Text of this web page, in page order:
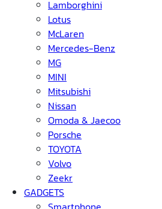
Lamborghini
Lotus
McLaren
Mercedes-Benz
MG
MINI
Mitsubishi
Nissan
Omoda & Jaecoo
Porsche
TOYOTA
Volvo
Zeekr
GADGETS